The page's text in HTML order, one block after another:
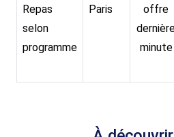
Repas
selon
programme
Paris
offre
minute